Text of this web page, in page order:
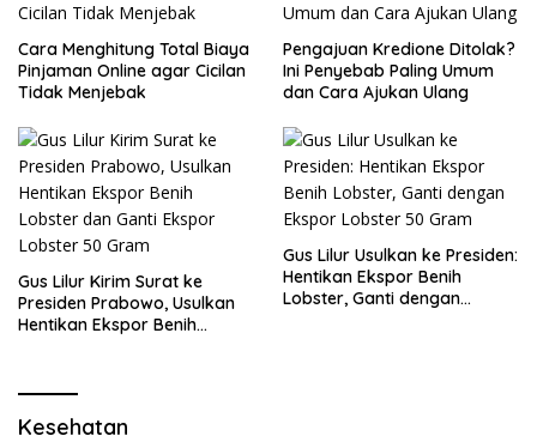
Cara Menghitung Total Biaya
Pinjaman Online agar Cicilan
Tidak Menjebak
Pengajuan Kredione Ditolak?
Ini Penyebab Paling Umum
dan Cara Ajukan Ulang
Gus Lilur Kirim Surat ke
Presiden Prabowo, Usulkan
Hentikan Ekspor Benih
Gus Lilur Usulkan ke Presiden:
Hentikan Ekspor Benih
Lobster, Ganti dengan
Kesehatan